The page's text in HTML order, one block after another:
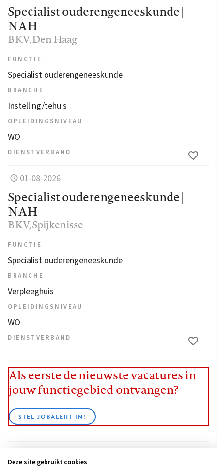
Specialist ouderengeneeskunde |
NAH
BKV, Den Haag
FUNCTIE
Specialist ouderengeneeskunde
BRANCHE
Instelling/tehuis
OPLEIDINGSNIVEAU
WO
DIENSTVERBAND
01-08-2026
Specialist ouderengeneeskunde |
NAH
BKV, Spijkenisse
FUNCTIE
Specialist ouderengeneeskunde
BRANCHE
Verpleeghuis
OPLEIDINGSNIVEAU
WO
DIENSTVERBAND
Als eerste de nieuwste vacatures in
jouw functiegebied ontvangen?
STEL JOBALERT IN!
Deze site gebruikt cookies